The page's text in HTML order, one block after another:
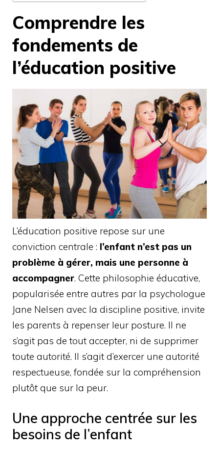
Comprendre les
fondements de
l’éducation positive
L’éducation positive repose sur une
conviction centrale : l’enfant n’est pas un
problème à gérer, mais une personne à
accompagner. Cette philosophie éducative,
popularisée entre autres par la psychologue
Jane Nelsen avec la discipline positive, invite
les parents à repenser leur posture. Il ne
s’agit pas de tout accepter, ni de supprimer
toute autorité. Il s’agit d’exercer une autorité
respectueuse, fondée sur la compréhension
plutôt que sur la peur.
Une approche centrée sur les
besoins de l’enfant